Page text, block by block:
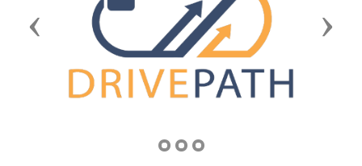
Previous Next